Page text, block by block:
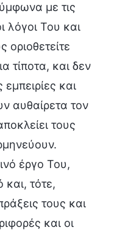
με τις
λόγοι Του και
τίποτα, και δεν
και
αυθαίρετα τον
τους
έργο Του,
τότε,
τους και
και οι